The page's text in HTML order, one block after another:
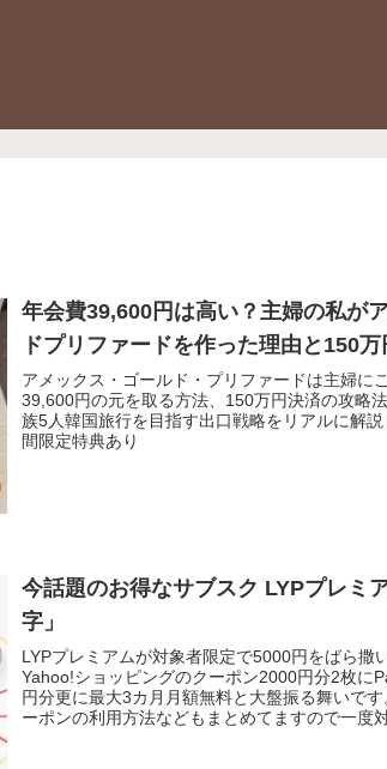
年会費39,600円は高い？主婦の私が
ドプリファードを作った理由と150
アメックス・ゴールド・プリファードは主婦に
39,600円の元を取る方法、150万円決済の攻略
族5人韓国旅行を目指す出口戦略をリアルに解
間限定特典あり
今話題のお得なサブスク LYPプレミ
字」
LYPプレミアムが対象者限定で5000円をばら撒
Yahoo!ショッピングのクーポン2000円分2枚に
円分更に最大3カ月月額無料と大盤振る舞いで
ーポンの利用方法などもまとめてますので一度